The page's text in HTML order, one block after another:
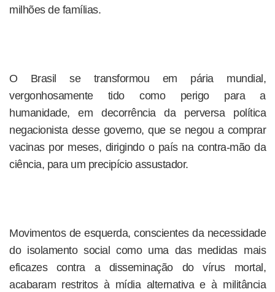
milhões de famílias.
O Brasil se transformou em pária mundial,
vergonhosamente tido como perigo para a
humanidade, em decorrência da perversa política
negacionista desse governo, que se negou a comprar
vacinas por meses, dirigindo o país na contra-mão da
ciência, para um precipício assustador.
Movimentos de esquerda, conscientes da necessidade
do isolamento social como uma das medidas mais
eficazes contra a disseminação do vírus mortal,
acabaram restritos à mídia alternativa e à militância